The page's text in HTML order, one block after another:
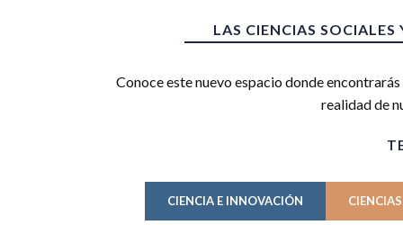
Fundadores
Publicaciones
Boletín
LAS CIENCIAS
Conoce este nuevo espacio donde
realidad de
CIENCIA E INNOVACIÓN